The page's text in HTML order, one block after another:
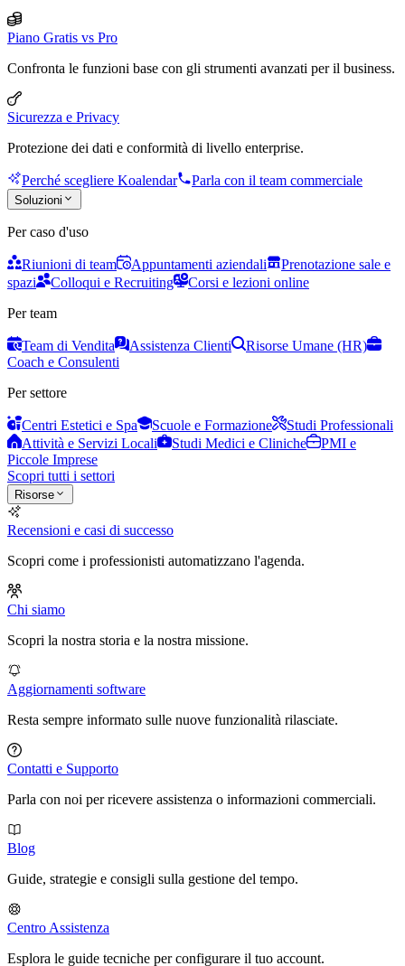
Piano Gratis vs Pro
Confronta le funzioni base con gli strumenti avanzati per il business.
Sicurezza e Privacy
Protezione dei dati e conformità di livello enterprise.
Perché scegliere Koalendar Parla con il team commerciale
Soluzioni
Per caso d'uso
Riunioni di team Appuntamenti aziendali
Prenotazione sale e
spazi
Colloqui e Recruiting
Corsi e lezioni online
Per team
Team di Vendita Assistenza Clienti
Risorse Umane (HR)
Coach e Consulenti
Per settore
Centri Estetici e Spa Scuole e Formazione
Studi Professionali
Attività e Servizi Locali
Studi Medici e Cliniche
PMI e
Piccole Imprese
Scopri tutti i settori
Risorse
Recensioni e casi di successo
Scopri come i professionisti automatizzano l'agenda.
Chi siamo
Scopri la nostra storia e la nostra missione.
Aggiornamenti software
Resta sempre informato sulle nuove funzionalità rilasciate.
Contatti e Supporto
Parla con noi per ricevere assistenza o informazioni commerciali.
Blog
Guide, strategie e consigli sulla gestione del tempo.
Centro Assistenza
Esplora le guide tecniche per configurare il tuo account.